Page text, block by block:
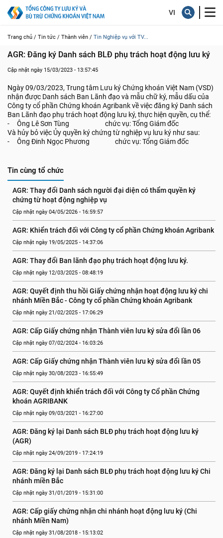
Trang chủ / Tin tức / Thành viên / Tin Nghiệp vụ với TV...
AGR: Đăng ký Danh sách BLĐ phụ trách hoạt động lưu ký
Cập nhật ngày 15/03/2023 - 13:57:45
Ngày 09/03/2023, Trung tâm Lưu ký Chứng khoán Việt Nam (VSD)
nhận được Danh sách Ban Lãnh đạo và mẫu chữ ký, mẫu dấu của
Công ty cổ phần Chứng khoán Agribank về việc đăng ký Danh sách
Ban Lãnh đạo phụ trách hoạt động lưu ký, thực hiện quyền, cụ thể:
- Ông Lê Sơn Tùng chức vụ: Tổng Giám đốc
Và hủy bỏ việc Ủy quyền ký chứng từ nghiệp vụ lưu ký như sau:
- Ông Đinh Ngọc Phương chức vụ: Tổng Giám đốc
Tin cùng tổ chức
AGR: Thay đổi Danh sách người đại diện có thẩm quyền ký
chứng từ hoạt động nghiệp vụ
Cập nhật ngày 04/05/2026 - 16:59:57
AGR: Khiển trách đối với Công ty cổ phần Chứng khoán Agribank
Cập nhật ngày 19/05/2025 - 14:37:06
AGR: Thay đổi Ban lãnh đạo phụ trách hoạt động lưu ký.
Cập nhật ngày 12/03/2025 - 08:48:19
AGR: Quyết định thu hồi Giấy chứng nhận hoạt động lưu ký chi
nhánh Miền Bắc - Công ty cổ phần Chứng khoán Agribank
Cập nhật ngày 21/02/2025 - 17:06:29
AGR: Cấp Giấy chứng nhận Thành viên lưu ký sửa đổi lần 06
Cập nhật ngày 07/02/2024 - 16:03:26
AGR: Cấp Giấy chứng nhận Thành viên lưu ký sửa đổi lần 05
Cập nhật ngày 30/08/2023 - 16:55:49
AGR: Quyết định khiển trách đối với Công ty Cổ phần Chứng
khoán AGRIBANK
Cập nhật ngày 09/03/2021 - 16:27:00
AGR: Đăng ký lại Danh sách BLĐ phụ trách hoạt động lưu ký
(AGR)
Cập nhật ngày 24/09/2019 - 17:24:19
AGR: Đăng ký lại Danh sách BLĐ phụ trách hoạt động lưu ký Chi
nhánh miền Bắc
Cập nhật ngày 31/01/2019 - 15:31:00
AGR: Cấp giấy chứng nhận chi nhánh hoạt động lưu ký (Chi
nhánh Miền Nam)
Cập nhật ngày 31/08/2018 - 15:13:02